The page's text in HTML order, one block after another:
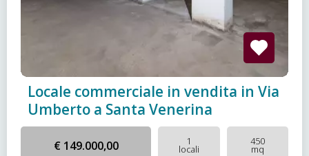
Locale commerciale in vendita in Via
Umberto a Santa Venerina
€ 149.000,00 1
locali
450
mq